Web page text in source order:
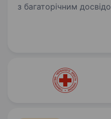
з багаторічним